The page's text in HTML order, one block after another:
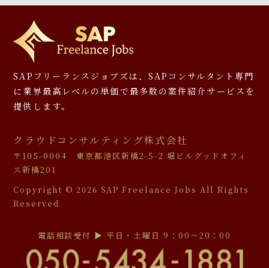
SAPフリーランスジョブズは、SAPコンサルタント専門
に 業界最高レベルの単価で最多数の案件紹介サービスを
提供します。
クラウドコンサルティング株式会社
〒105-0004 東京都港区新橋2-5-2 堀ビルグッドオフィ
ス新橋201
Copyright © 2026 SAP Freelance Jobs All Rights
Reserved.
電話相談受付 ▶︎ 平日・土曜日 9：00〜20：00